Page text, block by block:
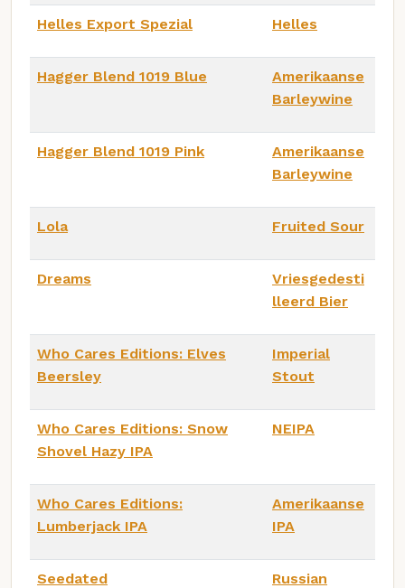
Helles Export Spezial Helles
Hagger Blend 1019 Blue
Amerikaanse
Barleywine
Hagger Blend 1019 Pink
Amerikaanse
Barleywine
Lola Fruited Sour
Dreams
Vriesgedesti
lleerd Bier
Who Cares Editions: Elves
Beersley
Imperial
Stout
Who Cares Editions: Snow
Shovel Hazy IPA
NEIPA
Who Cares Editions:
Lumberjack IPA
Amerikaanse
IPA
Seedated
Russian